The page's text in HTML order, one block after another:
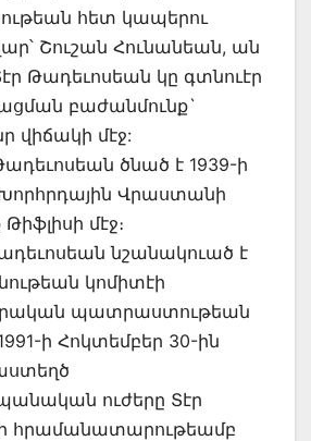
հետ կապերու
Շուշան Հունանեան, ան
Թադեւոսեան կը գտնուէր
բաժանմունք`
վիճակի մէջ:
ծնած է 1939-ի
Վրաստանի
մէջ։
նշանակուած է
կոմիտէի
պատրաստութեան
ի Հոկտեմբեր 30-ին
ուժերը Տէր
հրամանատարութեամբ